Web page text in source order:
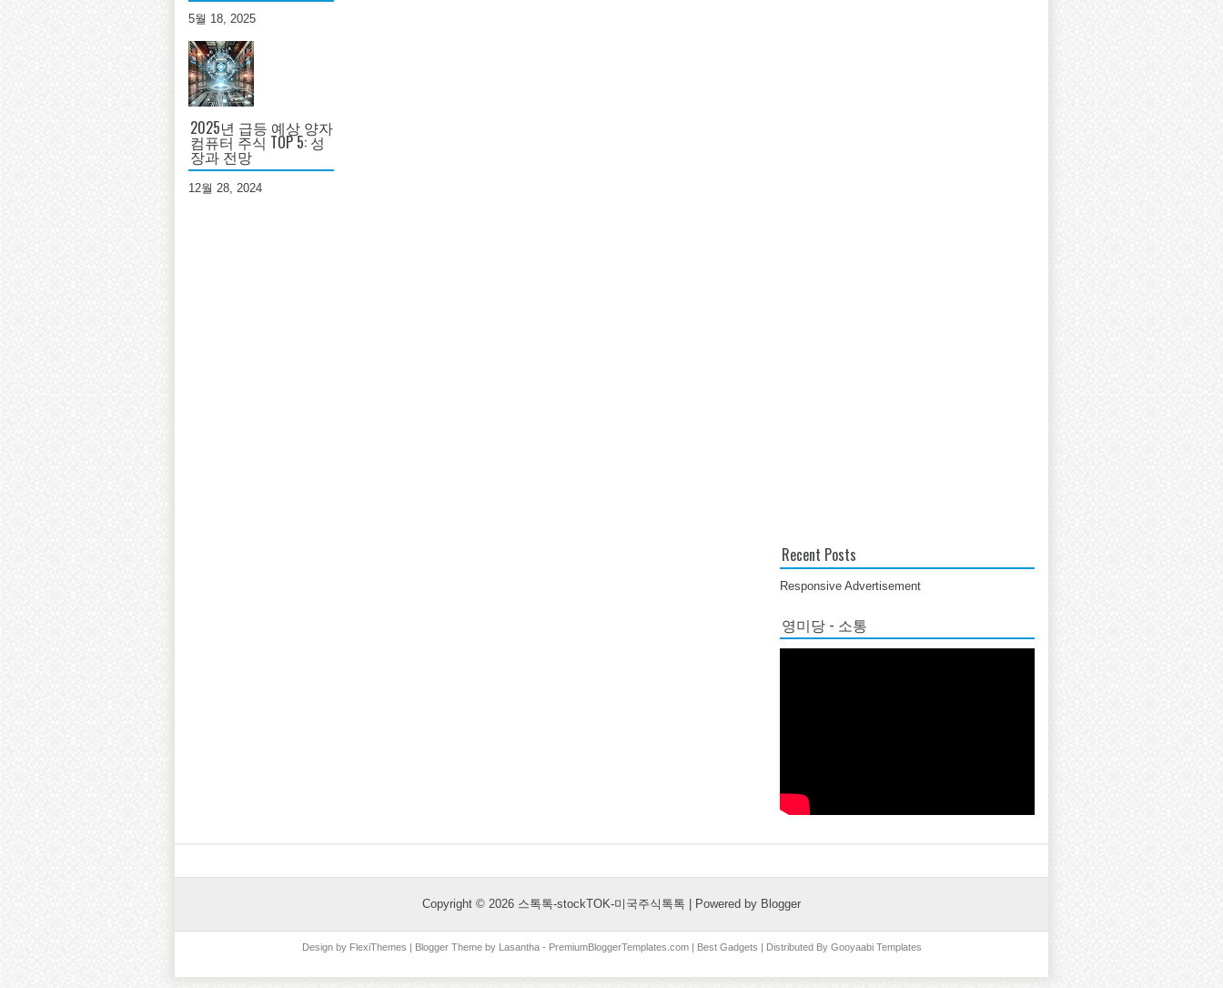
5월 18, 2025
2025년 급등 예상 양자
컴퓨터 주식 TOP 5: 성
장과 전망
12월 28, 2024
Recent Posts
Responsive Advertisement
영미당 - 소통
Copyright © 2026 스톡톡-stockTOK-미국주식톡톡 | Powered by Blogger
Design by FlexiThemes | Blogger Theme by Lasantha- PremiumBloggerTemplates.com| Best Gadgets | Distributed By Gooyaabi Templates